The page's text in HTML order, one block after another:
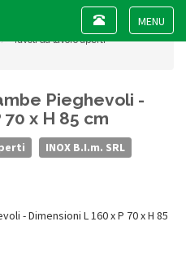
Toggle
Toggle
navigation
Tavoli da lavoro aperti
Pieghevoli -
x H 85 cm
INOX B.I.m. SRL